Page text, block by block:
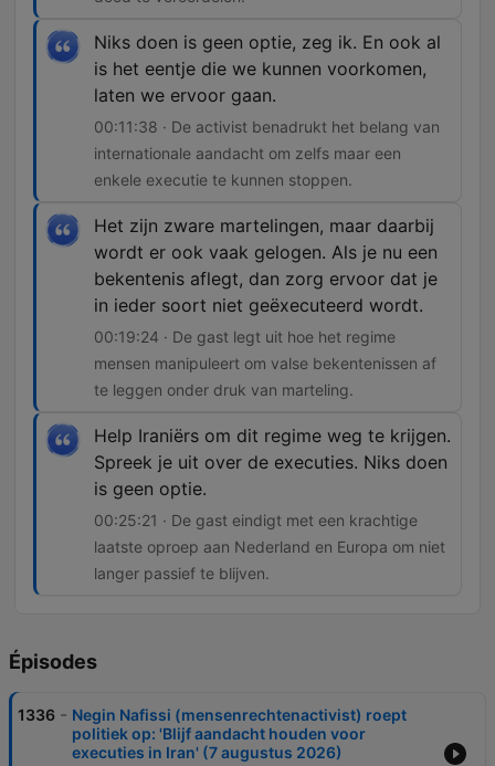
Niks doen is geen optie, zeg ik. En ook al
is het eentje die we kunnen voorkomen,
laten we ervoor gaan.
00:11:38 · De activist benadrukt het belang van
internationale aandacht om zelfs maar een
enkele executie te kunnen stoppen.
Het zijn zware martelingen, maar daarbij
wordt er ook vaak gelogen. Als je nu een
bekentenis aflegt, dan zorg ervoor dat je
in ieder soort niet geëxecuteerd wordt.
00:19:24 · De gast legt uit hoe het regime
mensen manipuleert om valse bekentenissen af
te leggen onder druk van marteling.
Help Iraniërs om dit regime weg te krijgen.
Spreek je uit over de executies. Niks doen
is geen optie.
00:25:21 · De gast eindigt met een krachtige
laatste oproep aan Nederland en Europa om niet
langer passief te blijven.
Épisodes
1336 - Negin Nafissi (mensenrechtenactivist) roept
politiek op: 'Blijf aandacht houden voor
executies in Iran' (7 augustus 2026)